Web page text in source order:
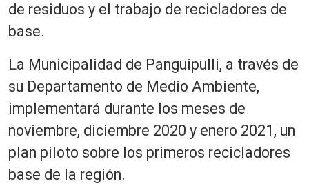
de residuos y el trabajo de recicladores de
base.
La Municipalidad de Panguipulli, a través de
su Departamento de Medio Ambiente,
implementará durante los meses de
noviembre, diciembre 2020 y enero 2021, un
plan piloto sobre los primeros recicladores
base de la región.